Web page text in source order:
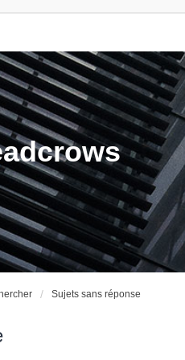
Sujets sans réponse